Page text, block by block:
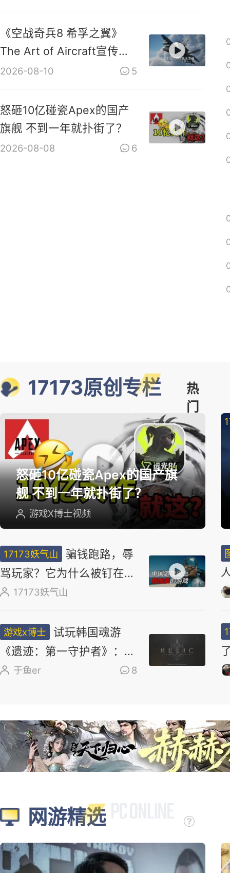
《空战奇兵8 希孚之翼》
The Art of Aircraft宣传视
频
2026-08-10 5
怒砸10亿碰瓷Apex的国产
旗舰 不到一年就扑街了？
2026-08-08 6
17173原创专栏
热
门
精
选
怒砸10亿碰瓷Apex的国产旗
舰 不到一年就扑街了？
游戏X博士视频
17173妖气山
骗钱跑路，辱
骂玩家？它为什么被钉在国
产游戏耻辱柱上？
17173妖气山
游戏x博士
试玩韩国魂游
《遗迹：第一守护者》：求
求了，别再做类魂了
于鱼er 8
网游精选